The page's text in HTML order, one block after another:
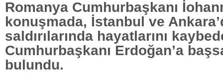
Romanya Cumhurbaşkanı
konuşmada, İstanbul ve
saldırılarında hayatlarını
Cumhurbaşkanı Erdoğan’a
bulundu.